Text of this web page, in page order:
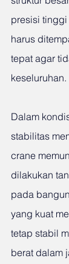
presisi
harus
tepat agar
keseluruhan.
Dalam
stabilitas
crane
dilakukan
pada
yang kuat
tetap stabil
berat dalam